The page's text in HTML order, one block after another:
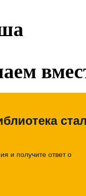
и получите ответ о